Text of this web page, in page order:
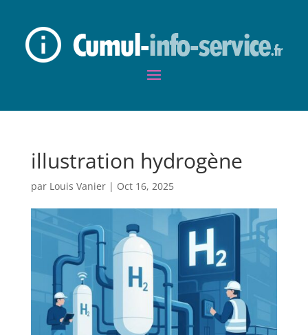
illustration hydrogène
par Louis Vanier| Oct 16, 2025